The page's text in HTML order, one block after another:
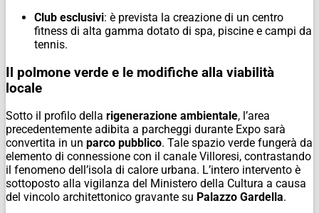
Club esclusivi: è prevista la creazione di un centro
fitness di alta gamma dotato di spa, piscine e campi da
tennis.
Il polmone verde e le modifiche alla viabilità
locale
Sotto il profilo della rigenerazione ambientale, l’area
precedentemente adibita a parcheggi durante Expo sarà
convertita in un parco pubblico. Tale spazio verde fungerà da
elemento di connessione con il canale Villoresi, contrastando
il fenomeno dell’isola di calore urbana. L’intero intervento è
sottoposto alla vigilanza del Ministero della Cultura a causa
del vincolo architettonico gravante su Palazzo Gardella.